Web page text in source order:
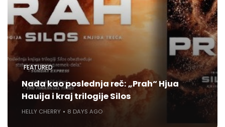
FEATURED
Nada kao poslednja reč: „Prah“ Hjua
Hauija i kraj trilogije Silos
HELLY CHERRY 8 DAYS AGO